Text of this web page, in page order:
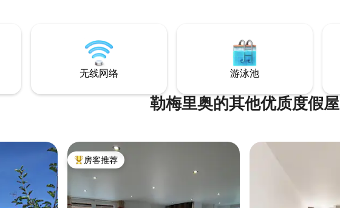
无线网络 游泳池
勒梅里奥的其他优质度假屋
热门「房客推荐」
房客推荐